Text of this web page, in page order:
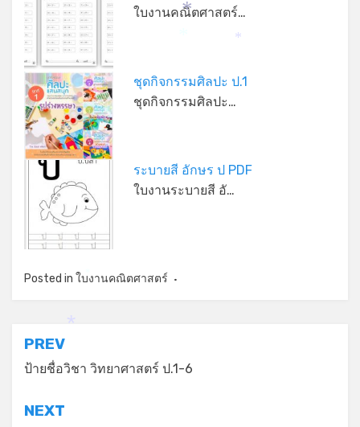
ใบงานคณิตศาสตร์…
ชุดกิจกรรมศิลปะ ป.1
ชุดกิจกรรมศิลปะ…
ระบายสี อักษร ป PDF
ใบงานระบายสี อั…
Posted in ใบงานคณิตศาสตร์
แนะแนว
เรื่อง
PREV
ป้ายชื่อวิชา วิทยาศาสตร์ ป.1-6
NEXT
*
*